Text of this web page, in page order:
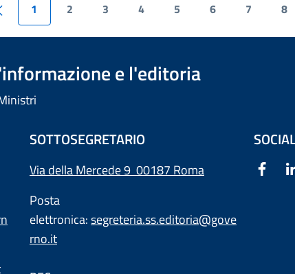
1 2 3 4 5 6 7 8
e l'editoria
SOTTOSEGRETARIO
Via della Mercede 9 00187 Roma
Posta
elettronica:segreteria.ss.editoria@gove
rno.it